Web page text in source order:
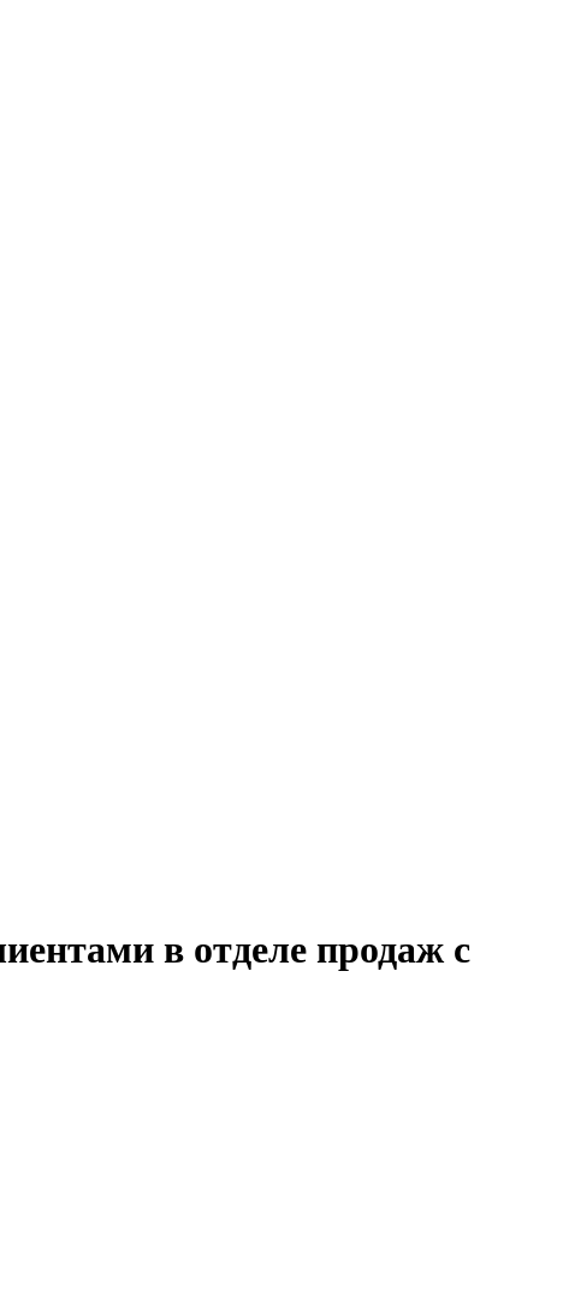
в отделе продаж с